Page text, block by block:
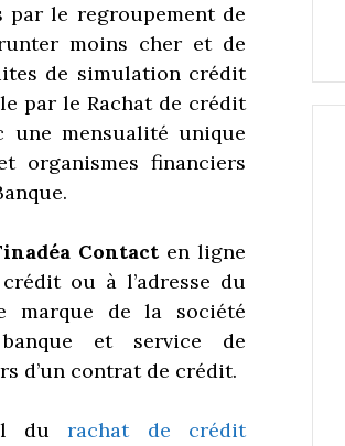
par le regroupement de
moins cher et de
de simulation crédit
par le Rachat de crédit
mensualité unique
organismes financiers
Contacten ligne
ou à l’adresse du
marque de la société
banque et service de
d’un contrat de crédit.
du
rachat de crédit